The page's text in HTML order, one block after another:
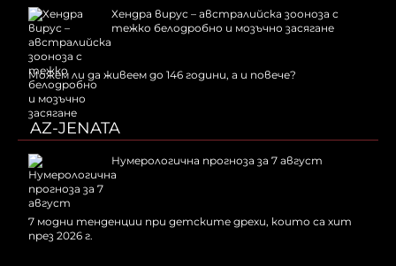
Хендра вирус – австралийска зооноза с
тежко белодробно и мозъчно засягане
Можем ли да живеем до 146 години, а и повече?
AZ-JENATA
Нумерологична прогноза за 7 август
7 модни тенденции при детските дрехи, които са хит
през 2026 г.